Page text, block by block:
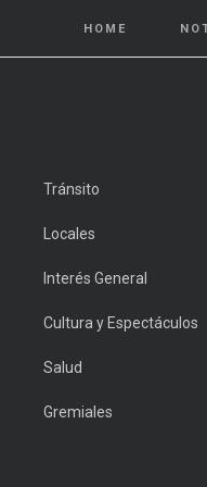
HOME
Tránsito
Locales
Interés General
Cultura y Espectáculos
Salud
Gremiales